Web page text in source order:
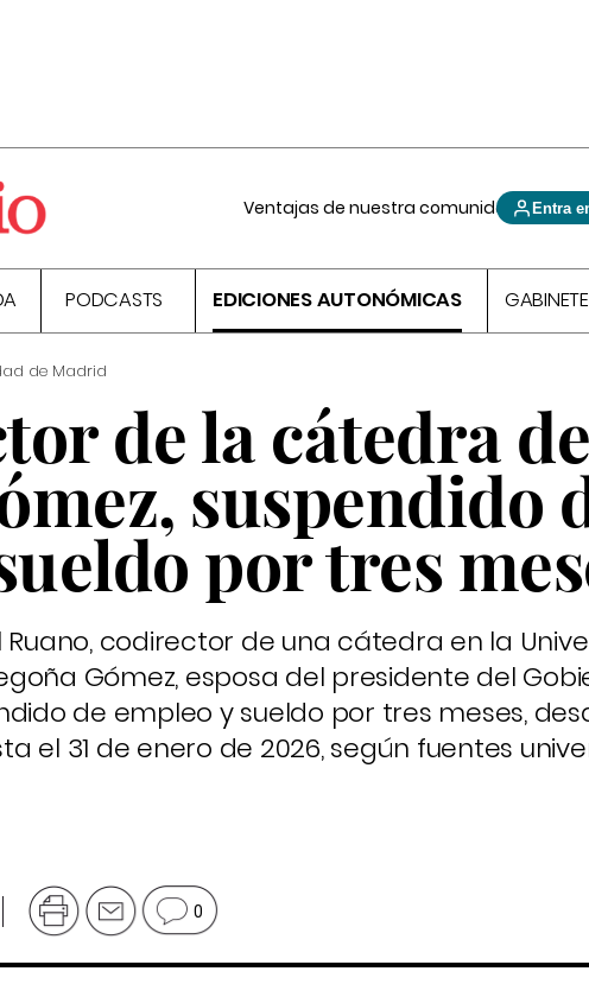
Ventajas de nuestra comunidad Entra
PODCASTS EDICIONES AUTONÓMICAS
de Madrid
de la cátedra de
suspendido
por tres
Ruano, codirector de una cátedra en la
Gómez, esposa del presidente del
de empleo y sueldo por tres meses,
el 31 de enero de 2026, según fuentes
0